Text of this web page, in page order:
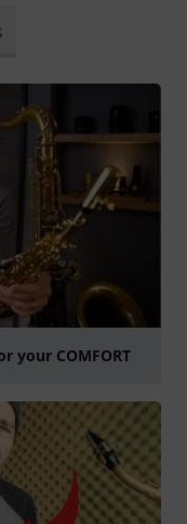
your COMFORT